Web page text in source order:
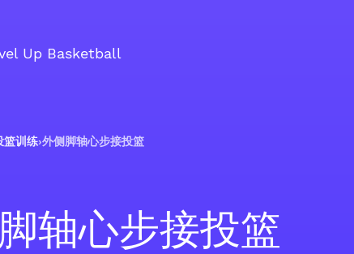
Up Basketball
篮训练›外侧脚轴心步接投篮
轴心步接投篮